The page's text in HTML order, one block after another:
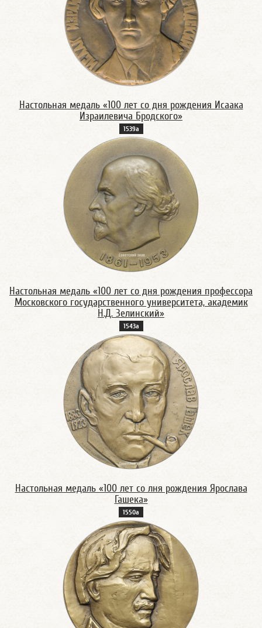
Настольная медаль «100 лет со дня рождения Исаака
Израилевича Бродского»
1539а
Настольная медаль «100 лет со дня рождения профессора
Московского государственного университета, академик
Н.Д. Зелинский»
1543а
Настольная медаль «100 лет со лня рождения Ярослава
Гашека»
1550а